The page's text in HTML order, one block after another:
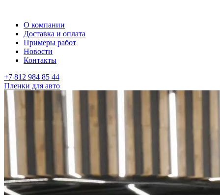
О компании
Доставка и оплата
Примеры работ
Новости
Контакты
+7 812 984 85 44
Пленки для авто